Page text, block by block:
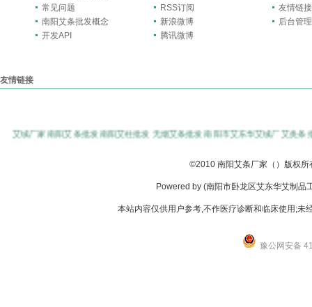
常见问题
南阳艾条批发概念
开发API
RSS订阅
新浪微博
腾讯微博
友情链接
后台管理
友情链接
艾绒厂家 南阳艾条批发 南阳艾柱批发 无烟艾条批发 南阳市艾东华艾绒厂 艾灸条
©2010 南阳艾条厂家（）版权
Powered by (南阳市卧龙区艾东华艾制
本站内容仅供用户参考,不作医疗诊断和临床使用;未
豫公网安备